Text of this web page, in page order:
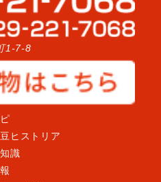
1-7-8
ヒストリア
識